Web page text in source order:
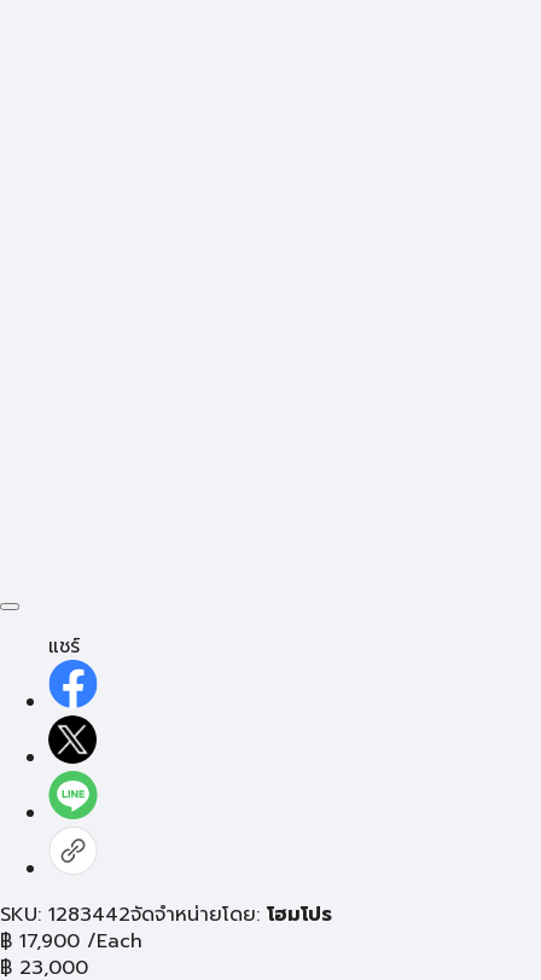
แชร์
SKU: 1283442จัดจำหน่ายโดย: โฮมโปร
฿ 17,900 /Each
฿ 23,000